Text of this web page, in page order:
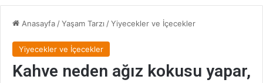
Anasayfa /Yaşam Tarzı /Yiyecekler ve İçecekler
Yiyecekler ve İçecekler
Kahve neden ağız kokusu yapar,